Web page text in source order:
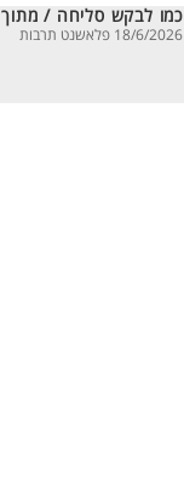
כמו לבקש סליחה / מתוך
18/6/2026 פלאשנט תרבות